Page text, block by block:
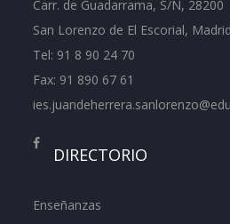
Carr. de Guadarrama, S/N, 28200
San Lorenzo de El Escorial, Madrid
Tel: 91 8 90 24 70
Fax: 91 890 67 61
DIRECTORIO
Enseñanzas